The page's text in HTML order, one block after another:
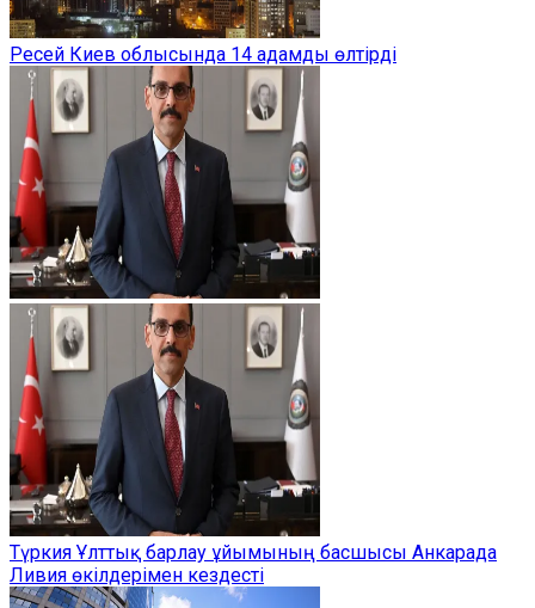
Ресей Киев облысында 14 адамды өлтірді
Түркия Ұлттық барлау ұйымының басшысы Анкарада
Ливия өкілдерімен кездесті